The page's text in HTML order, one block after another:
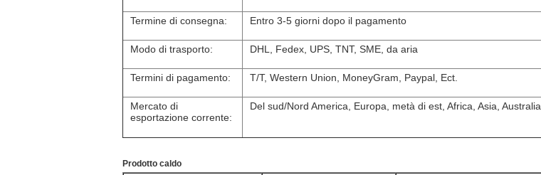
Termine di consegna: Entro 3-5 giorni dopo il pagamento
Modo di trasporto: DHL, Fedex, UPS, TNT, SME, da aria
Termini di pagamento: T/T, Western Union, MoneyGram, Paypal, Ect.
Mercato di
esportazione corrente:
Del sud/Nord America, Europa, metà di est, Africa, Asia, Australia
Prodotto caldo